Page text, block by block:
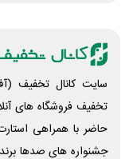
سایت کانال تخفیف
تخفیف فروشگاه های
حاضر با همراهی
جشنواره های صدها برند